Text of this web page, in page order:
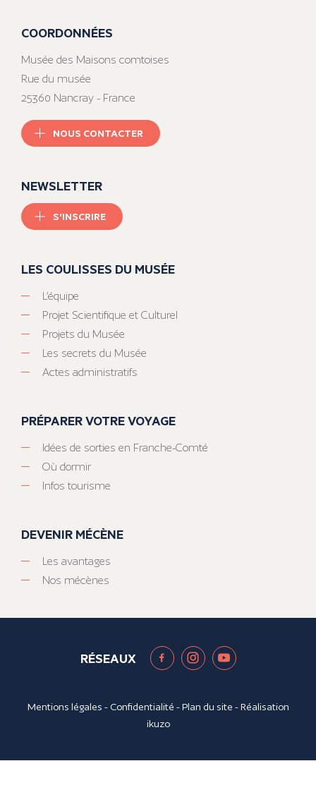
COORDONNÉES
Musée des Maisons comtoises
Rue du musée
25360 Nancray - France
NOUS CONTACTER
NEWSLETTER
S'INSCRIRE
LES COULISSES DU MUSÉE
L’équipe
Projet Scientifique et Culturel
Projets du Musée
Les secrets du Musée
Actes administratifs
PRÉPARER VOTRE VOYAGE
Idées de sorties en Franche-Comté
Où dormir
Infos tourisme
DEVENIR MÉCÈNE
Les avantages
Nos mécènes
RÉSEAUX
Mentions légales - Confidentialité -Plan du site - Réalisation
ikuzo